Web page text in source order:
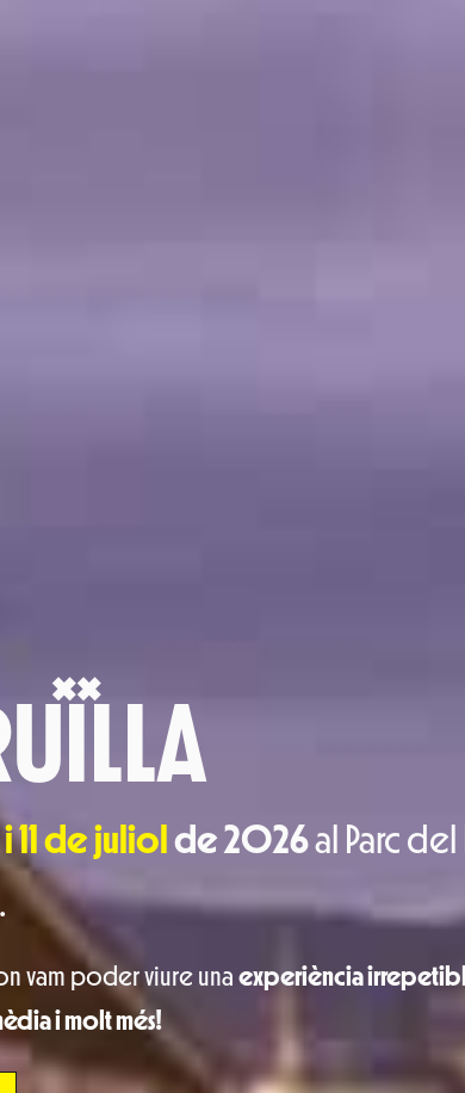
11 de juliol de 2026al Parc del
.
vam poder viure una experiència
i molt més!